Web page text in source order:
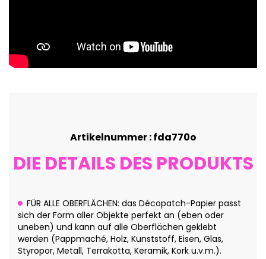
Artikelnummer : fda770o
DIE DETAILS DES PRODUKTS
FÜR ALLE OBERFLÄCHEN: das Décopatch-Papier passt
sich der Form aller Objekte perfekt an (eben oder
uneben) und kann auf alle Oberflächen geklebt
werden (Pappmaché, Holz, Kunststoff, Eisen, Glas,
Styropor, Metall, Terrakotta, Keramik, Kork u.v.m.).